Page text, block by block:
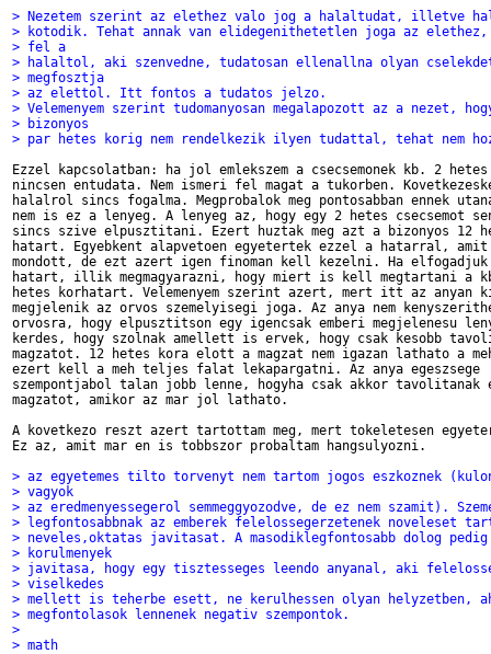
> Nezetem szerint az elethez valo jog a halaltudat, illetve
> kotodik. Tehat annak van elidegenithetetlen joga az
> fel a
> halaltol, aki szenvedne, tudatosan ellenallna olyan
> megfosztja
> az elettol. Itt fontos a tudatos jelzo.
> Velemenyem szerint tudomanyosan megalapozott az a nezet,
> bizonyos
> par hetes korig nem rendelkezik ilyen tudattal, tehat nem
Ezzel kapcsolatban: ha jol emlekszem a csecsemonek kb. 2
nincsen entudata. Nem ismeri fel magat a tukorben.
halalrol sincs fogalma. Megprobalok meg pontosabban ennek
nem is ez a lenyeg. A lenyeg az, hogy egy 2 hetes csecsemot
sincs szive elpusztitani. Ezert huztak meg azt a bizonyos 12
hatart. Egyebkent alapvetoen egyetertek ezzel a hatarral, amit
mondott, de ezt azert igen finoman kell kezelni. Ha
hatart, illik megmagyarazni, hogy miert is kell megtartani a
hetes korhatart. Velemenyem szerint azert, mert itt az anyan
megjelenik az orvos szemelyisegi joga. Az anya nem
orvosra, hogy elpusztitson egy igencsak emberi megjelenesu
kerdes, hogy szolnak amellett is ervek, hogy csak kesobb
magzatot. 12 hetes kora elott a magzat nem igazan lathato a
ezert kell a meh teljes falat lekapargatni. Az anya egeszsege
szempontjabol talan jobb lenne, hogyha csak akkor tavolitanak
magzatot, amikor az mar jol lathato.
A kovetkezo reszt azert tartottam meg, mert tokeletesen
Ez az, amit mar en is tobbszor probaltam hangsulyozni.
> az egyetemes tilto torvenyt nem tartom jogos eszkoznek
> vagyok
> az eredmenyessegerol semmeggyozodve, de ez nem szamit).
> legfontosabbnak az emberek felelossegerzetenek noveleset
> neveles,oktatas javitasat. A masodiklegfontosabb dolog
> korulmenyek
> javitasa, hogy egy tisztesseges leendo anyanal, aki
> viselkedes
> mellett is teherbe esett, ne kerulhessen olyan helyzetben,
> megfontolasok lennenek negativ szempontok.
>
> math